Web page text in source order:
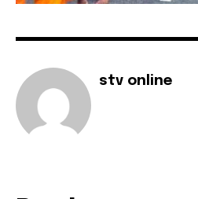
stv online